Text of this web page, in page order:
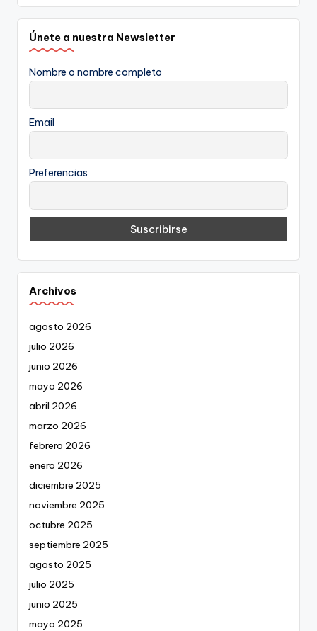
Únete a nuestra Newsletter
Nombre o nombre completo
Email
Preferencias
Archivos
agosto 2026
julio 2026
junio 2026
mayo 2026
abril 2026
marzo 2026
febrero 2026
enero 2026
diciembre 2025
noviembre 2025
octubre 2025
septiembre 2025
agosto 2025
julio 2025
junio 2025
mayo 2025